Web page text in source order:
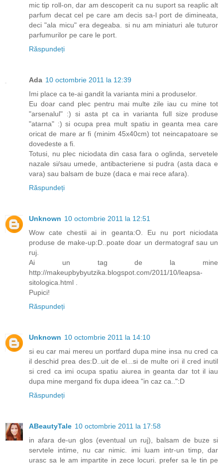
mic tip roll-on, dar am descoperit ca nu suport sa reaplic alt
parfum decat cel pe care am decis sa-l port de dimineata,
deci "ala micu" era degeaba. si nu am miniaturi ale tuturor
parfumurilor pe care le port.
Răspundeți
Ada 10 octombrie 2011 la 12:39
Imi place ca te-ai gandit la varianta mini a produselor.
Eu doar cand plec pentru mai multe zile iau cu mine tot
"arsenalul" :) si asta pt ca in varianta full size produse
"atarna" :) si ocupa prea mult spatiu in geanta mea care
oricat de mare ar fi (minim 45x40cm) tot neincapatoare se
dovedeste a fi.
Totusi, nu plec niciodata din casa fara o oglinda, servetele
nazale si/sau umede, antibacteriene si pudra (asta daca e
vara) sau balsam de buze (daca e mai rece afara).
Răspundeți
Unknown 10 octombrie 2011 la 12:51
Wow cate chestii ai in geanta:O. Eu nu port niciodata
produse de make-up:D..poate doar un dermatograf sau un
ruj.
Ai un tag de la mine
http://makeupbybyutzika.blogspot.com/2011/10/leapsa-
sitologica.html .
Pupici!
Răspundeți
Unknown 10 octombrie 2011 la 14:10
si eu car mai mereu un portfard dupa mine insa nu cred ca
il deschid prea des:D..uit de el...si de multe ori il cred inutil
si cred ca imi ocupa spatiu aiurea in geanta dar tot il iau
dupa mine mergand fix dupa ideea "in caz ca..":D
Răspundeți
ABeautyTale 10 octombrie 2011 la 17:58
in afara de-un glos (eventual un ruj), balsam de buze si
servtele intime, nu car nimic. imi luam intr-un timp, dar
urasc sa le am impartite in zece locuri. prefer sa le tin pe